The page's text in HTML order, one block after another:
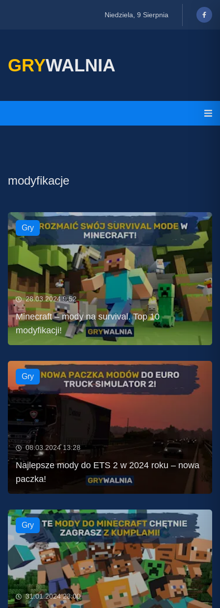
Niedziela, 9 Sierpnia
GRYWALNIA
modyfikacje
Gry
28.03.2024 9:52
Minecraft – mody na survival. Top 10
modyfikacji!
Gry
08.03.2024 13:28
Najlepsze mody do ETS 2 w 2024 roku – nowa
paczka!
Gry
31.01.2024 23:00